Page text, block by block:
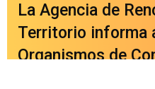
La Agencia de
Territorio informa
Organismos de